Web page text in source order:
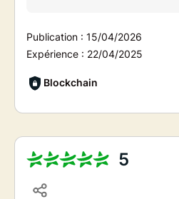
Publication : 15/04/2026
Expérience : 22/04/2025
Blockchain
5